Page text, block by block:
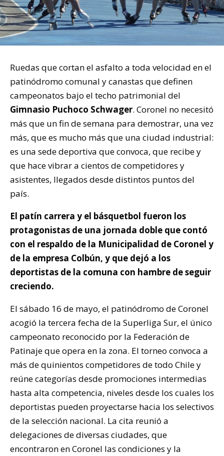
Ruedas que cortan el asfalto a toda velocidad en el
patinódromo comunal y canastas que definen
campeonatos bajo el techo patrimonial del
Gimnasio Puchoco Schwager. Coronel no necesitó
más que un fin de semana para demostrar, una vez
más, que es mucho más que una ciudad industrial:
es una sede deportiva que convoca, que recibe y
que hace vibrar a cientos de competidores y
asistentes, llegados desde distintos puntos del
país.
El patín carrera y el básquetbol fueron los
protagonistas de una jornada doble que contó
con el respaldo de la Municipalidad de Coronel y
de la empresa Colbún, y que dejó a los
deportistas de la comuna con hambre de seguir
creciendo.
El sábado 16 de mayo, el patinódromo de Coronel
acogió la tercera fecha de la Superliga Sur, el único
campeonato reconocido por la Federación de
Patinaje que opera en la zona. El torneo convoca a
más de quinientos competidores de todo Chile y
reúne categorías desde promociones intermedias
hasta alta competencia, niveles desde los cuales los
deportistas pueden proyectarse hacia los selectivos
de la selección nacional. La cita reunió a
delegaciones de diversas ciudades, que
encontraron en Coronel las condiciones y la